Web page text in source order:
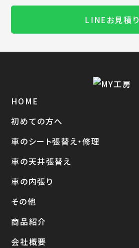
LINEお見積り
HOME
初めての方へ
車のシート張替え・修理
車の天井張替え
車の内張り
その他
商品紹介
会社概要